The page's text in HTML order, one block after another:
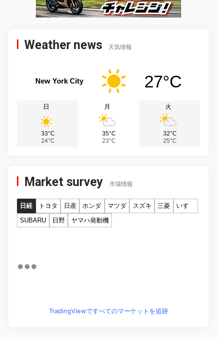
Weather news 天気情報
New York City 27°C
日
33°C
24°C
月
35°C
23°C
火
32°C
25°C
Market survey 市場情報
日経 トヨタ 日産 ホンダ マツダ スズキ 三菱
いすゞ
SUBARU
日野 ヤマハ発動機
TradingViewですべてのマーケットを追跡